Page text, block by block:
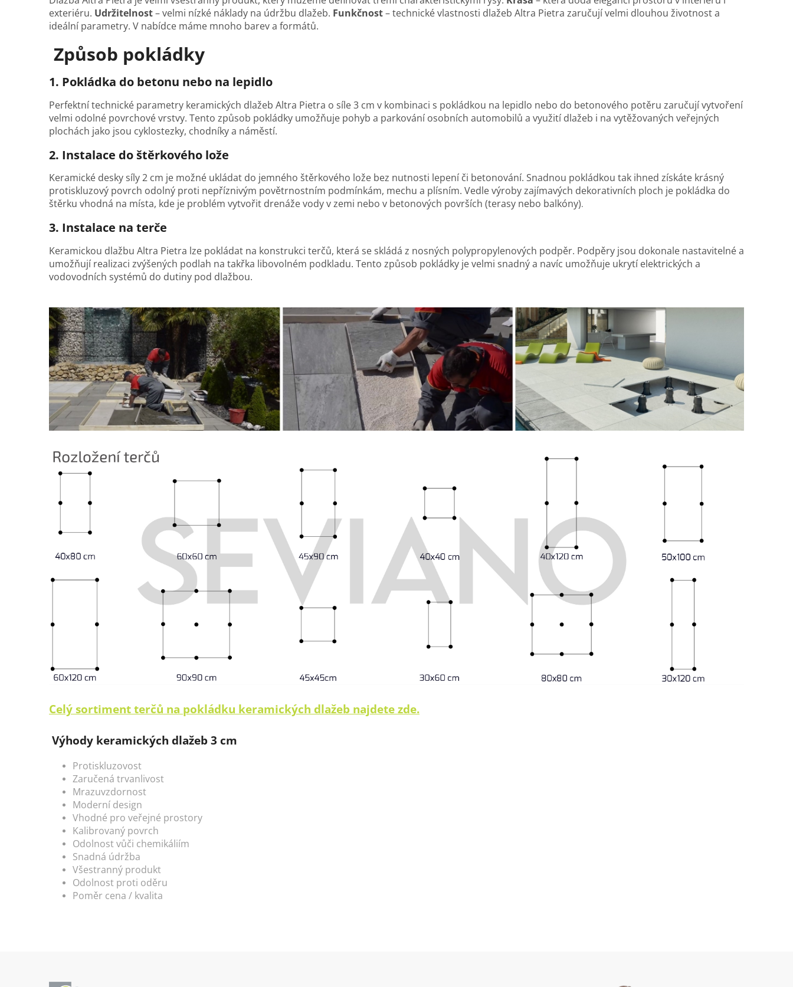
exteriéru. Udržitelnost– velmi nízké náklady na údržbu dlažeb. Funkčnost– technické vlastnosti dlažeb Altra Pietra zaručují velmi dlouhou životnost a
ideální parametry. V nabídce máme mnoho barev a formátů.
Způsob pokládky
1. Pokládka do betonu nebo na lepidlo
Perfektní technické parametry keramických dlažeb Altra Pietra o síle 3 cm v kombinaci s pokládkou na lepidlo nebo do betonového potěru zaručují vytvoření
velmi odolné povrchové vrstvy. Tento způsob pokládky umožňuje pohyb a parkování osobních automobilů a využití dlažeb i na vytěžovaných veřejných
plochách jako jsou cyklostezky, chodníky a náměstí.
2. Instalace do štěrkového lože
Keramické desky síly 2 cm je možné ukládat do jemného štěrkového lože bez nutnosti lepení či betonování. Snadnou pokládkou tak ihned získáte krásný
protiskluzový povrch odolný proti nepříznivým povětrnostním podmínkám, mechu a plísním. Vedle výroby zajímavých dekorativních ploch je pokládka do
štěrku vhodná na místa, kde je problém vytvořit drenáže vody v zemi nebo v betonových površích (terasy nebo balkóny).
3. Instalace na terče
Keramickou dlažbu Altra Pietra lze pokládat na konstrukci terčů, která se skládá z nosných polypropylenových podpěr. Podpěry jsou dokonale nastavitelné a
umožňují realizaci zvýšených podlah na takřka libovolném podkladu. Tento způsob pokládky je velmi snadný a navíc umožňuje ukrytí elektrických a
vodovodních systémů do dutiny pod dlažbou.
Celý sortiment terčů na pokládku keramických dlažeb najdete zde.
Výhody keramických dlažeb 3 cm
Protiskluzovost
Zaručená trvanlivost
Mrazuvzdornost
Moderní design
Vhodné pro veřejné prostory
Kalibrovaný povrch
Odolnost vůči chemikáliím
Snadná údržba
Všestranný produkt
Odolnost proti oděru
Poměr cena / kvalita